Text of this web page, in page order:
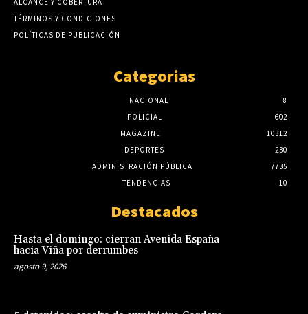
ALCANCE Y COBERTURA
TÉRMINOS Y CONDICIONES
POLÍTICAS DE PUBLICACIÓN
Categorias
NACIONAL
8
POLICIAL
602
MAGAZINE
10312
DEPORTES
230
ADMINISTRACIÓN PÚBLICA
7735
TENDENCIAS
10
Destacados
Hasta el domingo: cierran Avenida España
hacia Viña por derrumbes
agosto 9, 2026